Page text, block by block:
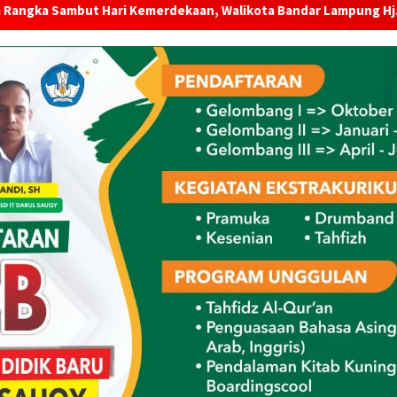
Walikota Bandar Lampung Hj. Eva Dwiana Bagikan 10